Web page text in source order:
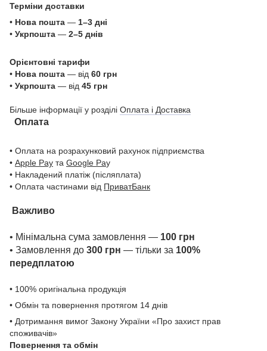
Терміни доставки
• Нова пошта — 1–3 дні
• Укрпошта — 2–5 днів
Орієнтовні тарифи
• Нова пошта — від 60 грн
• Укрпошта — від 45 грн
Більше інформації у розділі Оплата і Доставка
Оплата
• Оплата на розрахунковий рахунок підприємства
• Apple Pay та Google Pay
• Накладений платіж (післяплата)
• Оплата частинами від ПриватБанк
Важливо
• Мінімальна сума замовлення — 100 грн
• Замовлення до 300 грн — тільки за 100%
передплатою
• 100% оригінальна продукція
• Обмін та повернення протягом 14 днів
• Дотримання вимог Закону України «Про захист прав
споживачів»
Повернення та обмін